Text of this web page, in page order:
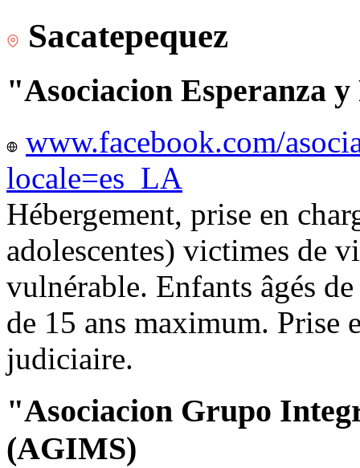
Sacatepequez
"Asociacion Esperanza
www.facebook.com/
locale=es_LA
Hébergement, prise en
adolescentes) victimes de
vulnérable. Enfants âgés
de 15 ans maximum. Prise
judiciaire.
"Asociacion Grupo
(AGIMS)